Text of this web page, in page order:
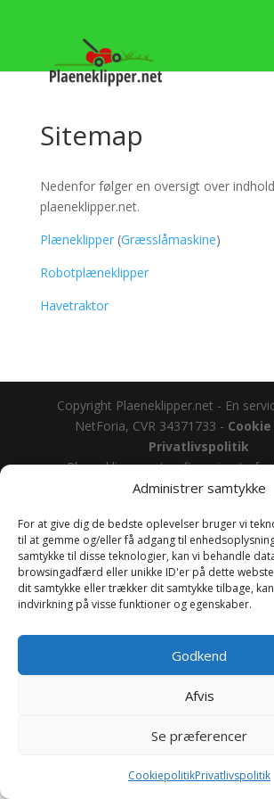
Administrer samtykke
For at give dig de bedste oplevelser bruger vi
til at gemme og/eller få adgang til
samtykke til disse teknologier, kan vi behandle
browsingadfærd eller unikke ID'er på dette
dit samtykke eller trækker dit samtykke tilbage,
indvirkning på visse funktioner og egenskaber.
Godkend
Afvis
Se præferencer
CookiepolitikPrivatlivspolitik
Sitemap
Nedenfor følger en oversigt over
plaeneklipper.net.
Plæneklipper(Græsslåmaskine)
Robotplæneklipper
Havetraktor
Copyright Plaeneklipper.net - En
NetForia, CVR 34371733 -
Privatlivspolitik
Plaeneklipper.net er finansieret af
modtager i nogle tilfælde provision ved